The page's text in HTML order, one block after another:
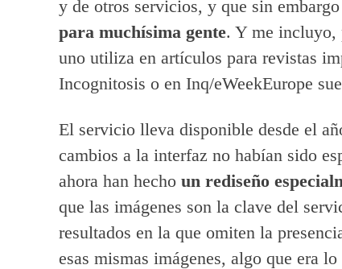
y de otros servicios, y que sin embargo
para muchísima gente. Y me incluyo,
uno utiliza en artículos para revistas
Incognitosis o en Inq/eWeekEurope
El servicio lleva disponible desde el
cambios a la interfaz no habían sido
ahora han hecho un rediseño
que las imágenes son la clave del
resultados en la que omiten la
esas mismas imágenes, algo que era